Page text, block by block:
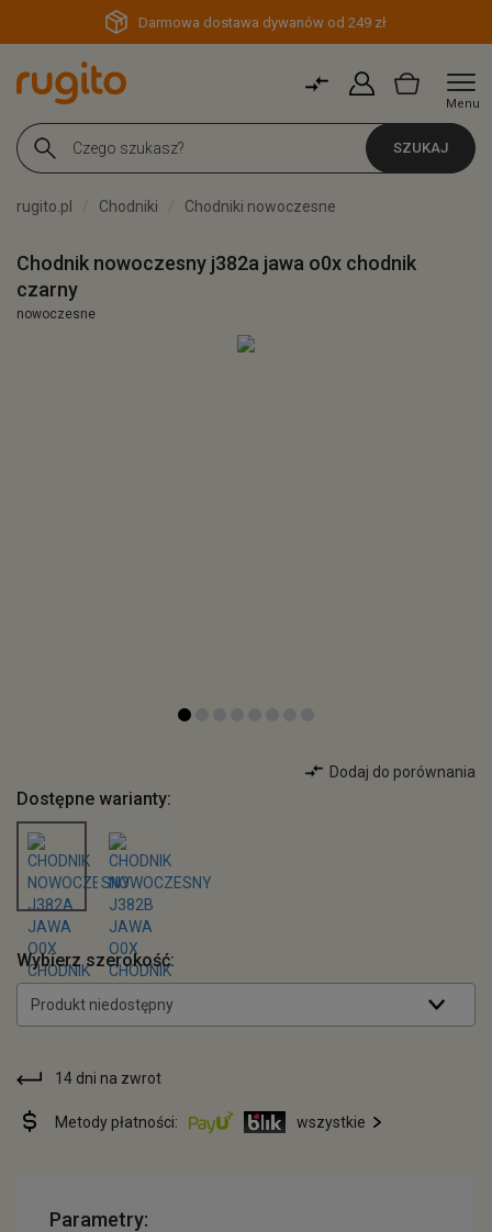
Darmowa dostawa dywanów od 249 zł
Menu
SZUKAJ
rugito.pl Chodniki Chodniki nowoczesne
Chodnik nowoczesny j382a jawa o0x chodnik
czarny
nowoczesne
Dodaj do porównania
Dostępne warianty:
Wybierz szerokość:
Produkt niedostępny
14 dni na zwrot
Metody płatności: wszystkie
Parametry: